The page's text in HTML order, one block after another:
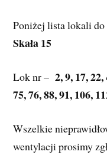
Poniżej lista lokali
Skała 15
Lok nr – 2, 9, 17,
75, 76, 88, 91, 106,
Wszelkie
wentylacji prosimy